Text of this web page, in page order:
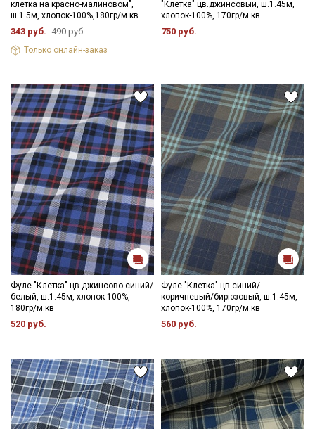
ткани в зависимости от настроек вашего монитора и в
зависимости от партии.
клетка на красно-малиновом",
ш.1.5м, хлопок-100%,180гр/м.кв
343 руб. 490 руб.
Только онлайн-заказ
"Клетка" цв.джинсовый, ш.1.45м,
хлопок-100%, 170гр/м.кв
750 руб.
Фуле "Клетка" цв.джинсово-синий/
белый, ш.1.45м, хлопок-100%,
180гр/м.кв
520 руб.
Фуле "Клетка" цв.синий/
коричневый/бирюзовый, ш.1.45м,
хлопок-100%, 170гр/м.кв
560 руб.
Секретная рассылка от Купава
Мы публикуем здесь дополнительные
промокоды и скидки до 30% на узкие
категории тканей
Электронная почта
Подписаться
данных
ДаюСогласие на получение рекламных и
информационных рассылок